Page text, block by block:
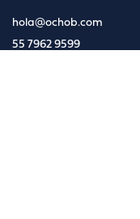
hola@ochob.com
55 7962 9599